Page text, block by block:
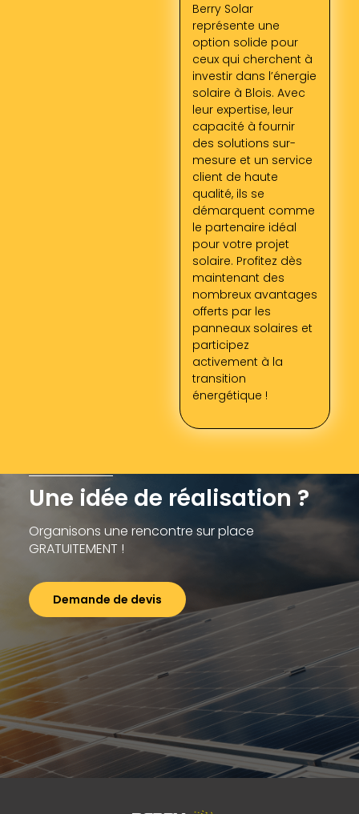
Berry Solar
représente une
option solide pour
ceux qui cherchent à
investir dans l’énergie
solaire à Blois. Avec
leur expertise, leur
capacité à fournir
des solutions sur-
mesure et un service
client de haute
qualité, ils se
démarquent comme
le partenaire idéal
pour votre projet
solaire. Profitez dès
maintenant des
nombreux avantages
offerts par les
panneaux solaires et
participez
activement à la
transition
énergétique !
Une idée de réalisation ?
Organisons une rencontre sur place
GRATUITEMENT !
Demande de devis